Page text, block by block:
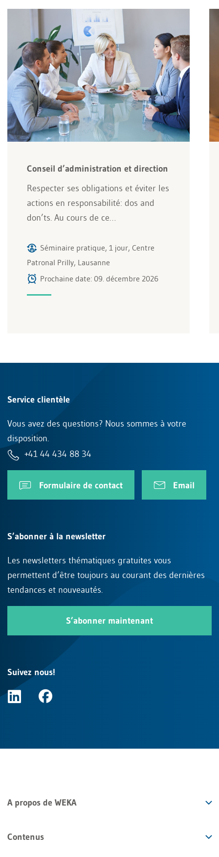
Conseil d’administration et direction
Respecter ses obligations et éviter les
actions en responsabilité: dos and
don’ts. Au cours de ce…
Séminaire pratique, 1 jour, Centre
Patronal Prilly, Lausanne
Prochaine date: 09. décembre 2026
Service clientèle
Vous avez des questions? Nous sommes à votre
disposition.
+41 44 434 88 34
Formulaire de contact Email
S’abonner à la newsletter
Les newsletters thématiques gratuites vous
permettent d’être toujours au courant des dernières
tendances et nouveautés.
S’abonner maintenant
Suivez nous!
A propos de WEKA
Contenus